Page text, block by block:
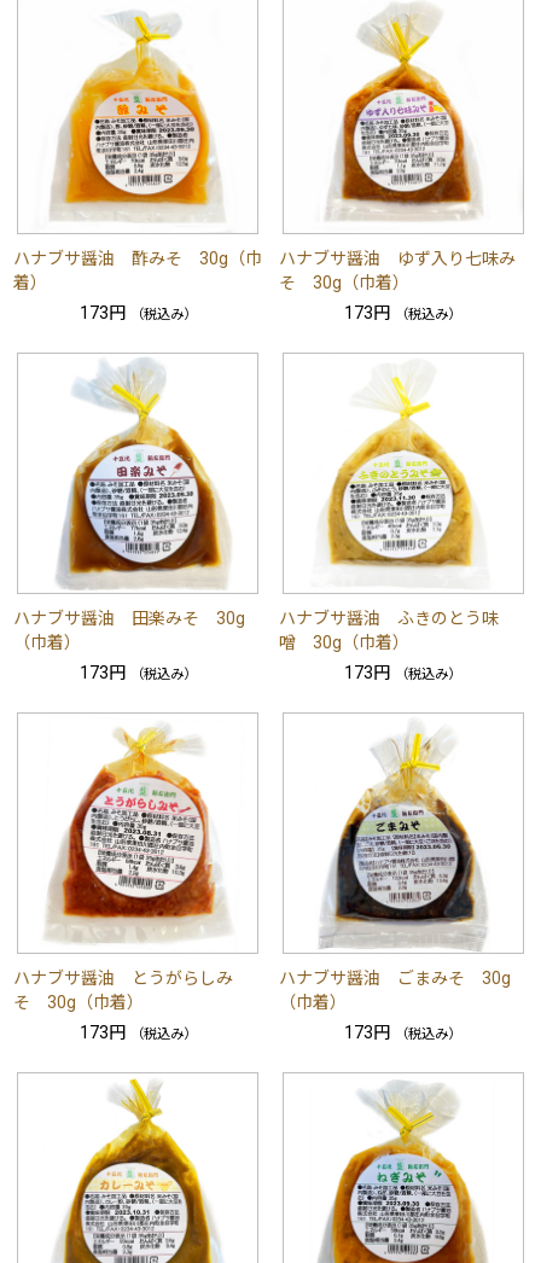
ハナブサ醤油 酢みそ 30g（巾
着）
173円
（税込み）
ハナブサ醤油 ゆず入り七味み
そ 30g（巾着）
173円
（税込み）
ハナブサ醤油 田楽みそ 30g
（巾着）
173円
（税込み）
ハナブサ醤油 ふきのとう味
噌 30g（巾着）
173円
（税込み）
ハナブサ醤油 とうがらしみ
そ 30g（巾着）
173円
（税込み）
ハナブサ醤油 ごまみそ 30g
（巾着）
173円
（税込み）